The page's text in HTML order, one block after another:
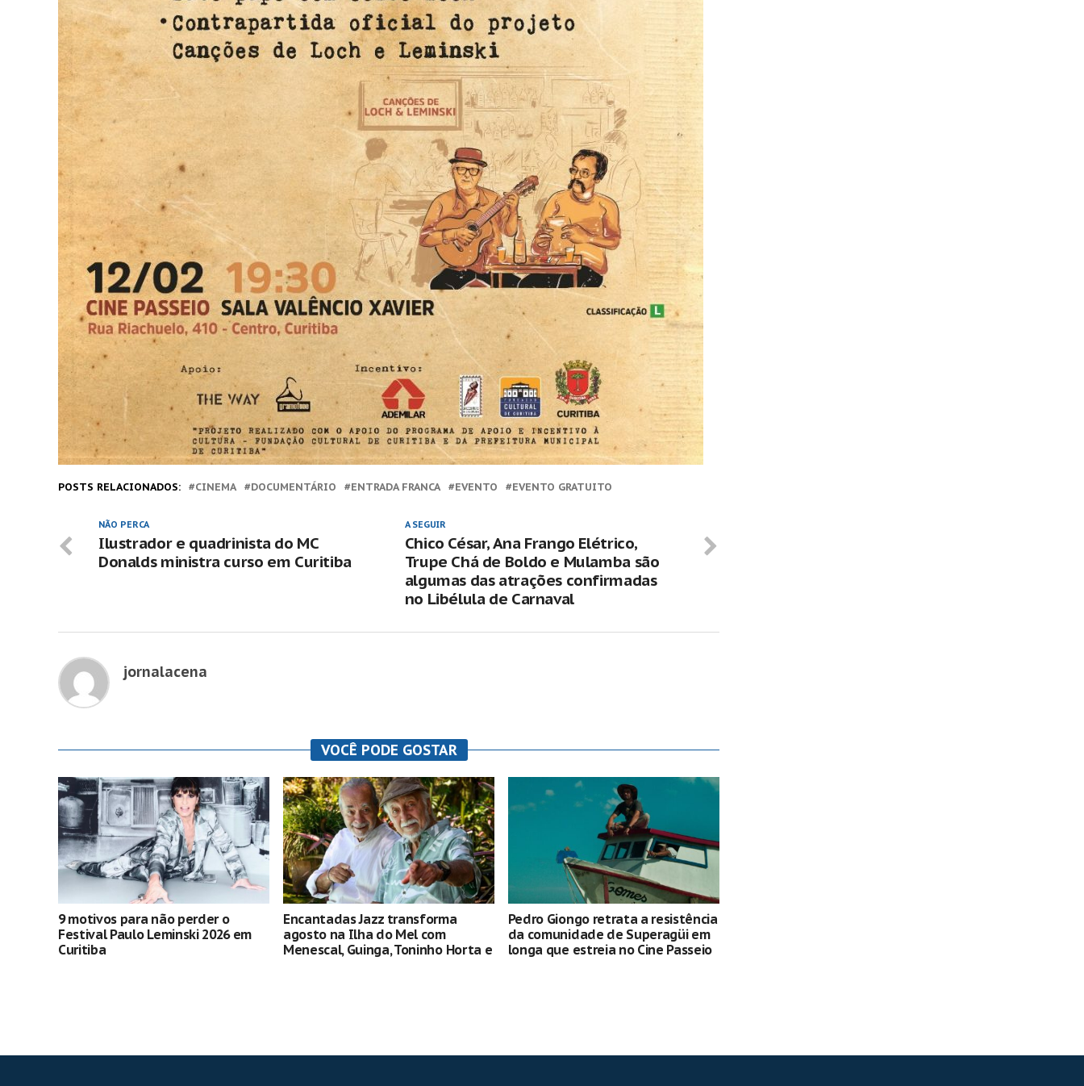
POSTS RELACIONADOS: CINEMA DOCUMENTÁRIO ENTRADA FRANCA EVENTO EVENTO GRATUITO
A SEGUIR
Chico César, Ana Frango Elétrico,
Trupe Chá de Boldo e Mulamba são
algumas das atrações confirmadas
no Libélula de Carnaval
NÃO PERCA
Ilustrador e quadrinista do MC
Donalds ministra curso em Curitiba
jornalacena
VOCÊ PODE GOSTAR
9 motivos para não perder o
Festival Paulo Leminski 2026 em
Curitiba
Encantadas Jazz transforma
agosto na Ilha do Mel com
Menescal, Guinga, Toninho Horta e
Pedro Giongo retrata a resistência
da comunidade de Superagüi em
longa que estreia no Cine Passeio